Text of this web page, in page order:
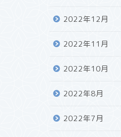
2022年12月
2022年11月
2022年10月
2022年8月
2022年7月